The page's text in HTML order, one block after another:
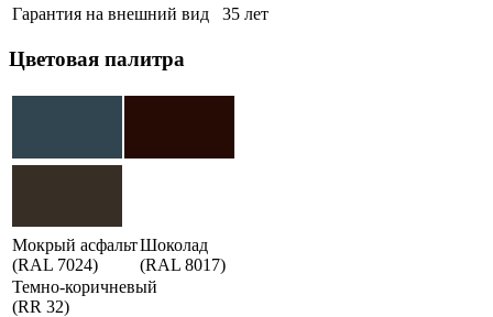
Гарантия на внешний вид
35 лет
Цветовая палитра
Мокрый асфальт
(RAL 7024)
Шоколад
(RAL 8017)
Темно-коричневый
(RR 32)